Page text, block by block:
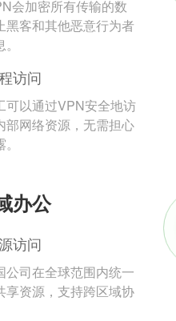
会加密所有传输的数
黑客和其他恶意行为者
访问
可以通过VPN安全地访
部网络资源，无需担心
办公
访问
公司在全球范围内统一
享资源，支持跨区域协